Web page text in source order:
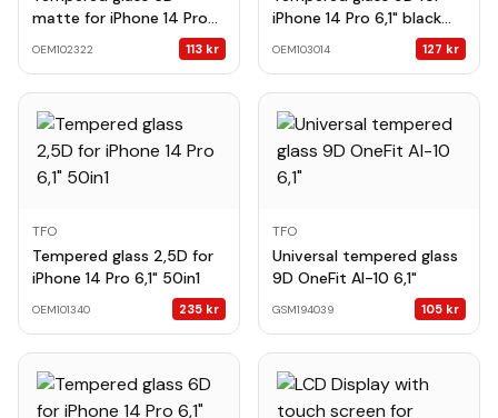
matte for iPhone 14 Pro
OEM102322 113 kr
iPhone 14 Pro 6,1" black
OEM103014 127 kr
TFO
Tempered glass 2,5D for
iPhone 14 Pro 6,1" 50in1
OEM101340 235 kr
TFO
Universal tempered glass
9D OneFit AI-10 6,1"
GSM194039 105 kr